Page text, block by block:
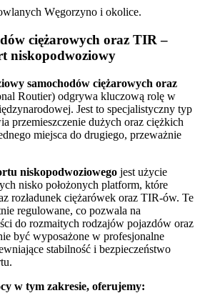
ciężarowych oraz TIR –
niskopodwoziowy
samochodów ciężarowych oraz
Routier) odgrywa kluczową rolę w
Jest to specjalistyczny typ
przemieszczenie dużych oraz ciężkich
miejsca do drugiego, przeważnie
niskopodwoziowego jest użycie
nisko położonych platform, które
rozładunek ciężarówek oraz TIR-ów. Te
regulowane, co pozwala na
do rozmaitych rodzajów pojazdów oraz
być wyposażone w profesjonalne
stabilność i bezpieczeństwo
w tym zakresie, oferujemy: